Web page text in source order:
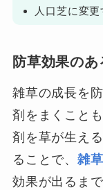
人口芝に変更
防草効果のあ
雑草の成長を
剤をまくこと
剤を草が生え
ることで、 雑
効果が出るま